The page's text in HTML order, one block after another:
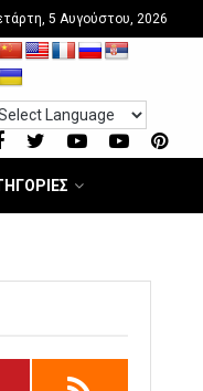
5 Αυγούστου, 2026